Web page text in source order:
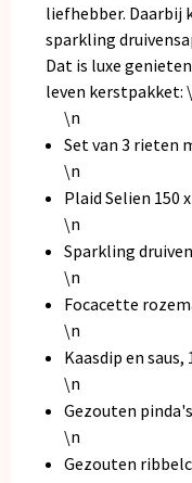
liefhebber. Daarbij
sparkling
Dat is luxe
leven kerstpakket:
\n
Set van 3 rieten
\n
Plaid Selien 150
\n
Sparkling
\n
Focacette
\n
Kaasdip en saus,
\n
Gezouten
\n
Gezouten